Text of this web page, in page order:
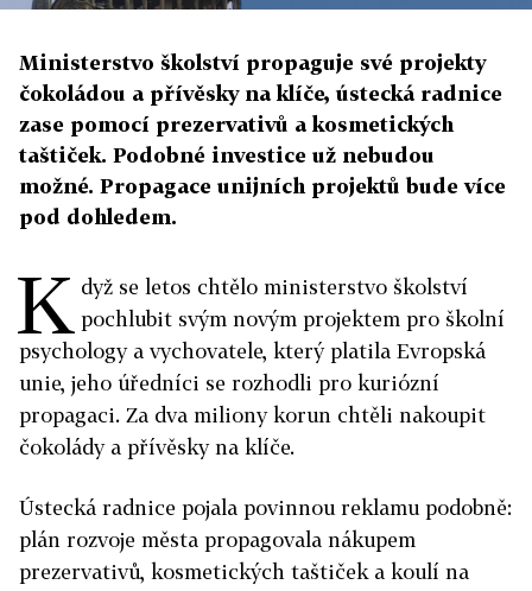
Ministerstvo školství propaguje své projekty
čokoládou a přívěsky na klíče, ústecká radnice
zase pomocí prezervativů a kosmetických
taštiček. Podobné investice už nebudou
možné. Propagace unijních projektů bude více
pod dohledem.
K dyž se letos chtělo ministerstvo školství
pochlubit svým novým projektem pro školní
psychology a vychovatele, který platila Evropská
unie, jeho úředníci se rozhodli pro kuriózní
propagaci. Za dva miliony korun chtěli nakoupit
čokolády a přívěsky na klíče.
Ústecká radnice pojala povinnou reklamu podobně:
plán rozvoje města propagovala nákupem
prezervativů, kosmetických taštiček a koulí na